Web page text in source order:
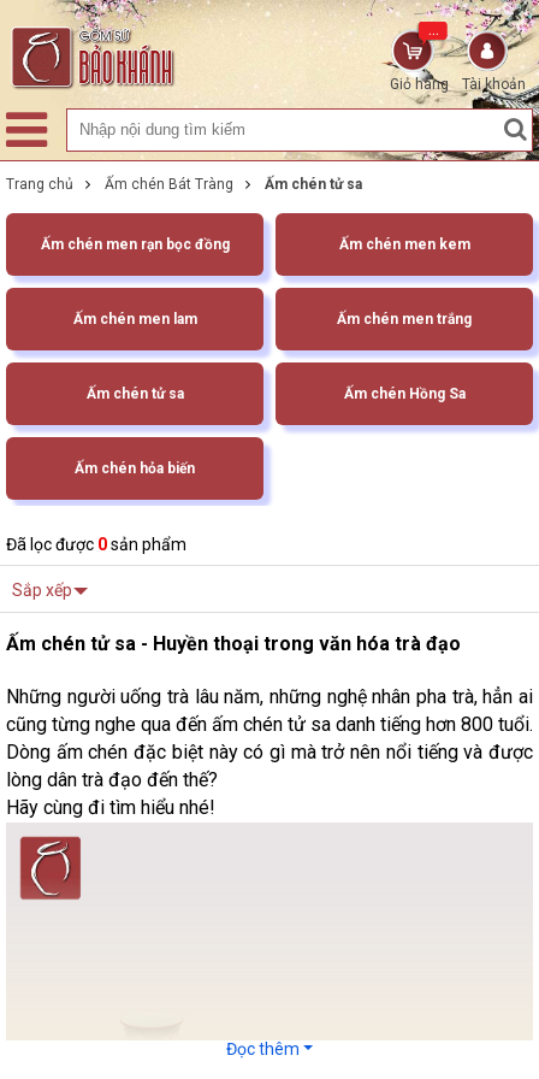
Tài khoản
Giỏ hàng
...
Trang chủ Ấm chén Bát Tràng Ấm chén tử sa
Ấm chén men rạn bọc đồng Ấm chén men kem
Ấm chén men lam Ấm chén men trắng
Ấm chén tử sa Ấm chén Hồng Sa
Ấm chén hỏa biến
Đã lọc được 0sản phẩm
Sắp xếp
Ấm chén tử sa - Huyền thoại trong văn hóa trà đạo
Những người uống trà lâu năm, những nghệ nhân pha trà, hẳn ai
cũng từng nghe qua đến ấm chén tử sa danh tiếng hơn 800 tuổi.
Dòng ấm chén đặc biệt này có gì mà trở nên nổi tiếng và được
lòng dân trà đạo đến thế?
Hãy cùng đi tìm hiểu nhé!
Đọc thêm